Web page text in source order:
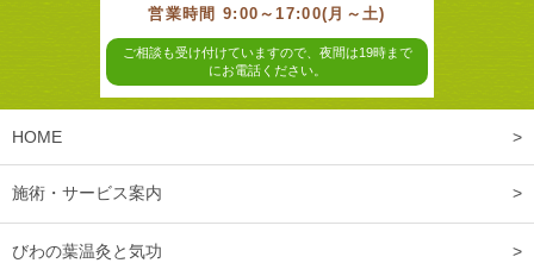
営業時間 9:00～17:00(月～土)
ご相談も受け付けていますので、夜間は19時まで
にお電話ください。
HOME
施術・サービス案内
びわの葉温灸と気功